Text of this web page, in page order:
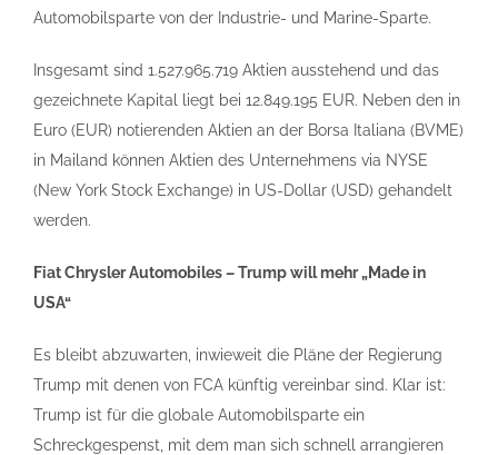
Automobilsparte von der Industrie- und Marine-Sparte.
Insgesamt sind 1.527.965.719 Aktien ausstehend und das
gezeichnete Kapital liegt bei 12.849.195 EUR. Neben den in
Euro (EUR) notierenden Aktien an der Borsa Italiana (BVME)
in Mailand können Aktien des Unternehmens via NYSE
(New York Stock Exchange) in US-Dollar (USD) gehandelt
werden.
Fiat Chrysler Automobiles – Trump will mehr „Made in
USA“
Es bleibt abzuwarten, inwieweit die Pläne der Regierung
Trump mit denen von FCA künftig vereinbar sind. Klar ist:
Trump ist für die globale Automobilsparte ein
Schreckgespenst, mit dem man sich schnell arrangieren